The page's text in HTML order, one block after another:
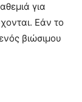
για
Εάν το
βιώσιμου